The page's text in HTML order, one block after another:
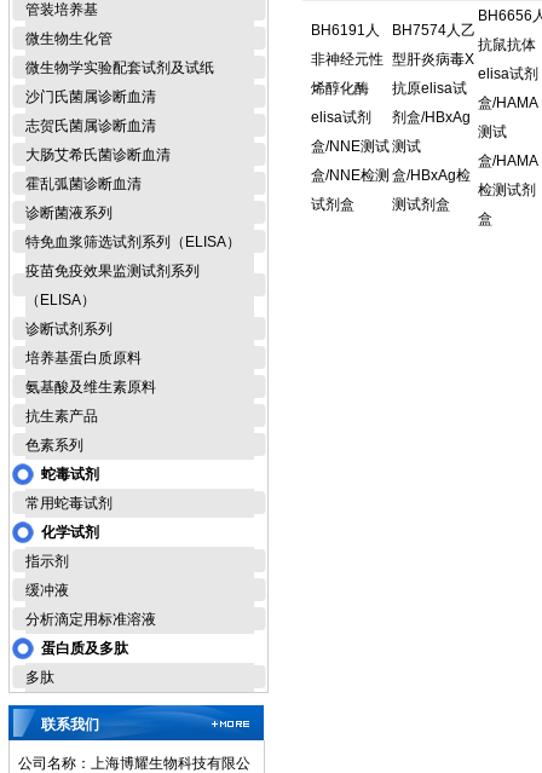
管装培养基
微生物生化管
微生物学实验配套试剂及试纸
沙门氏菌属诊断血清
志贺氏菌属诊断血清
大肠艾希氏菌诊断血清
霍乱弧菌诊断血清
诊断菌液系列
特免血浆筛选试剂系列（ELISA）
疫苗免疫效果监测试剂系列
（ELISA）
诊断试剂系列
培养基蛋白质原料
氨基酸及维生素原料
抗生素产品
色素系列
蛇毒试剂
常用蛇毒试剂
化学试剂
指示剂
缓冲液
分析滴定用标准溶液
蛋白质及多肽
多肽
联系我们
公司名称：上海博耀生物科技有限公
BH6191人
非神经元性
烯醇化酶
elisa试剂
盒/NNE测试
盒/NNE检测
试剂盒
BH7574人乙
型肝炎病毒X
抗原elisa试
剂盒/HBxAg
测试
盒/HBxAg检
测试剂盒
BH6656
抗鼠抗体
elisa试剂
盒/HAMA
测试
盒/HAMA
检测试剂
盒